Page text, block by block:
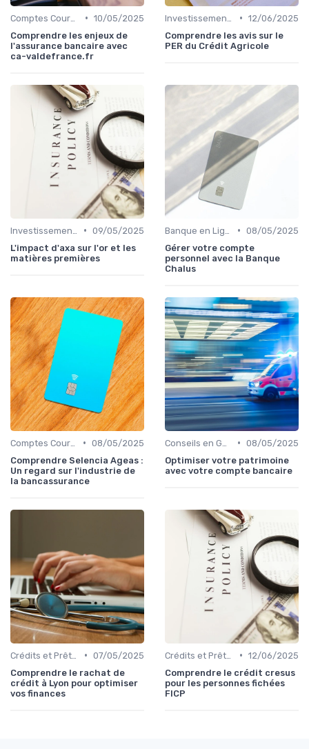
• 10/05/2025
Comprendre les enjeux de
l'assurance bancaire avec
ca-valdefrance.fr
• 12/06/2025
Comprendre les avis sur le
PER du Crédit Agricole
• 09/05/2025
L'impact d'axa sur l'or et les
matières premières
• 08/05/2025
Gérer votre compte
personnel avec la Banque
Chalus
• 08/05/2025
Comprendre Selencia Ageas :
Un regard sur l'industrie de
la bancassurance
• 08/05/2025
Optimiser votre patrimoine
avec votre compte bancaire
• 07/05/2025
Comprendre le rachat de
crédit à Lyon pour optimiser
vos finances
• 12/06/2025
Comprendre le crédit cresus
pour les personnes fichées
FICP